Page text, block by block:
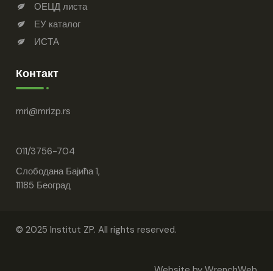
ОЕЦД листа
ЕУ каталог
ИСТА
Контакт
mri mrizp.rs
011/3756-704
Слободана Бајића 1,
11185 Београд
© 2025 Institut ZP. All rights reserved.